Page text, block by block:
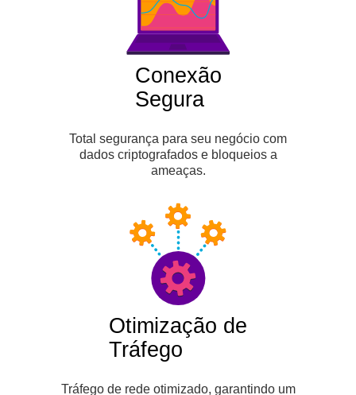
Conexão
Segura
Total segurança para seu negócio com
dados criptografados e bloqueios a
ameaças.
Otimização de
Tráfego
Tráfego de rede otimizado, garantindo um